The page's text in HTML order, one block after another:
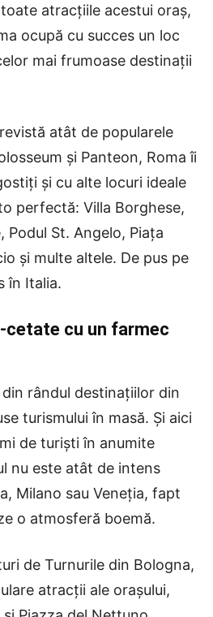
atracțiile acestui oraș,
ocupă cu succes un loc
mai frumoase destinații
atât de popularele
și Panteon, Roma îi
și cu alte locuri ideale
perfectă: Villa Borghese,
Podul St. Angelo, Piața
și multe altele. De pus pe
în Italia.
cetate cu un farmec
rândul destinațiilor din
turismului în masă. Și aici
de turiști în anumite
nu este atât de intens
Milano sau Veneția, fapt
o atmosferă boemă.
de Turnurile din Bologna,
atracții ale orașului,